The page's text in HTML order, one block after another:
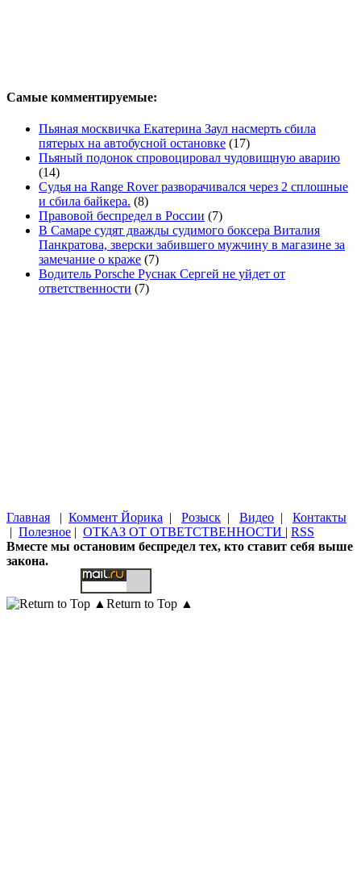
Самые комментируемые:
Пьяная москвичка Екатерина Заул насмерть сбила
пятерых на автобусной остановке (17)
Пьяный подонок спровоцировал чудовищную аварию
(14)
Судья на Range Rover разворачивался через 2 сплошные
и сбила байкера. (8)
Правовой беспредел в России (7)
В Самаре судят дважды судимого боксера Виталия
Панкратова, зверски забившего мужчину в магазине за
замечание о краже (7)
Водитель Porsche Руснак Сергей не уйдет от
ответственности (7)
Главная | Коммент Йорика | Розыск | Видео | Контакты
| Полезное | ОТКАЗ ОТ ОТВЕТСТВЕННОСТИ | RSS
Вместе мы остановим беспредел тех, кто ставит себя выше
закона.
Return to Top ▲